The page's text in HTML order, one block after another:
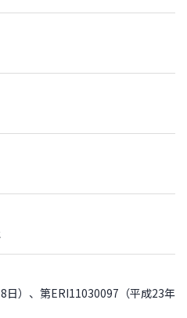
日）、第ERI11030097（平成23年